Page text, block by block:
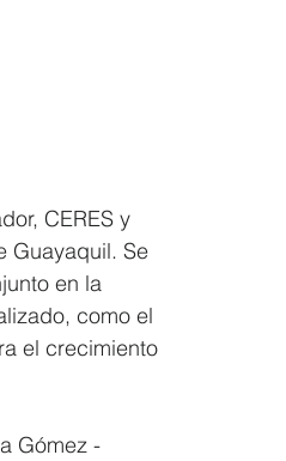
CERES y
Guayaquil. Se
en la
como el
el crecimiento
Gómez -